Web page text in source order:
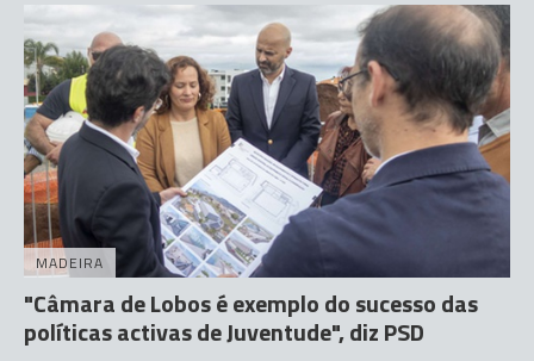
MADEIRA
"Câmara de Lobos é exemplo do sucesso das
políticas activas de Juventude", diz PSD